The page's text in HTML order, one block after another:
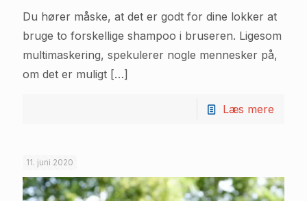
Du hører måske, at det er godt for dine lokker at
bruge to forskellige shampoo i bruseren. Ligesom
multimaskering, spekulerer nogle mennesker på,
om det er muligt […]
Læs mere
11. juni 2020